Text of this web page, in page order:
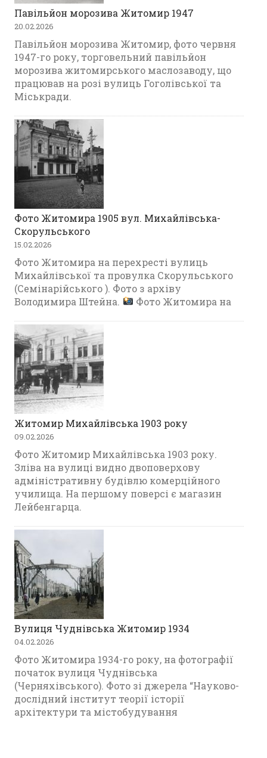
Павільйон морозива Житомир 1947
20.02.2026
Павільйон морозива Житомир, фото червня
1947-го року, торговельний павільйон
морозива житомирського маслозаводу, що
працював на розі вулиць Гоголівської та
Міськради.
Фото Житомира 1905 вул. Михайлівська-
Скорульського
15.02.2026
Фото Житомира на перехресті вулиць
Михайлівської та провулка Скорульського
(Семінарійського ). Фото з архіву
Володимира Штейна.
Фото Житомира на
Житомир Михайлівська 1903 року
09.02.2026
Фото Житомир Михайлівська 1903 року.
Зліва на вулиці видно двоповерхову
адміністративну будівлю комерційного
училища. На першому поверсі є магазин
Лейбенгарца.
Вулиця Чуднівська Житомир 1934
04.02.2026
Фото Житомира 1934-го року, на фотографії
початок вулиця Чуднівська
(Черняхівського). Фото зі джерела “Науково-
дослідний інститут теорії історії
архітектури та містобудування